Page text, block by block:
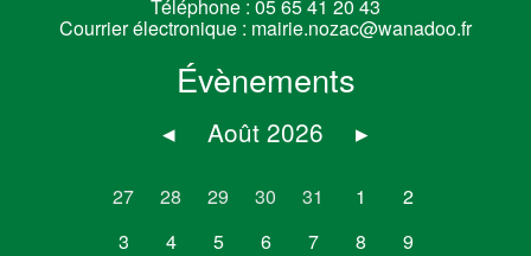
Téléphone : 05 65 41 20 43
Courrier électronique : mairie.nozac@wanadoo.fr
Évènements
◂ Août 2026 ▸
27 28 29 30 31 1
2
3
4 5 6 7 8
9